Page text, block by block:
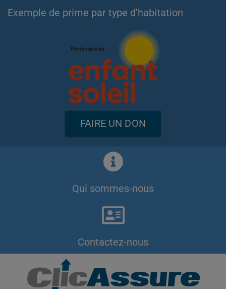
Exemple de prime par type d'habitation
FAIRE UN DON
Qui sommes-nous
Contactez-nous